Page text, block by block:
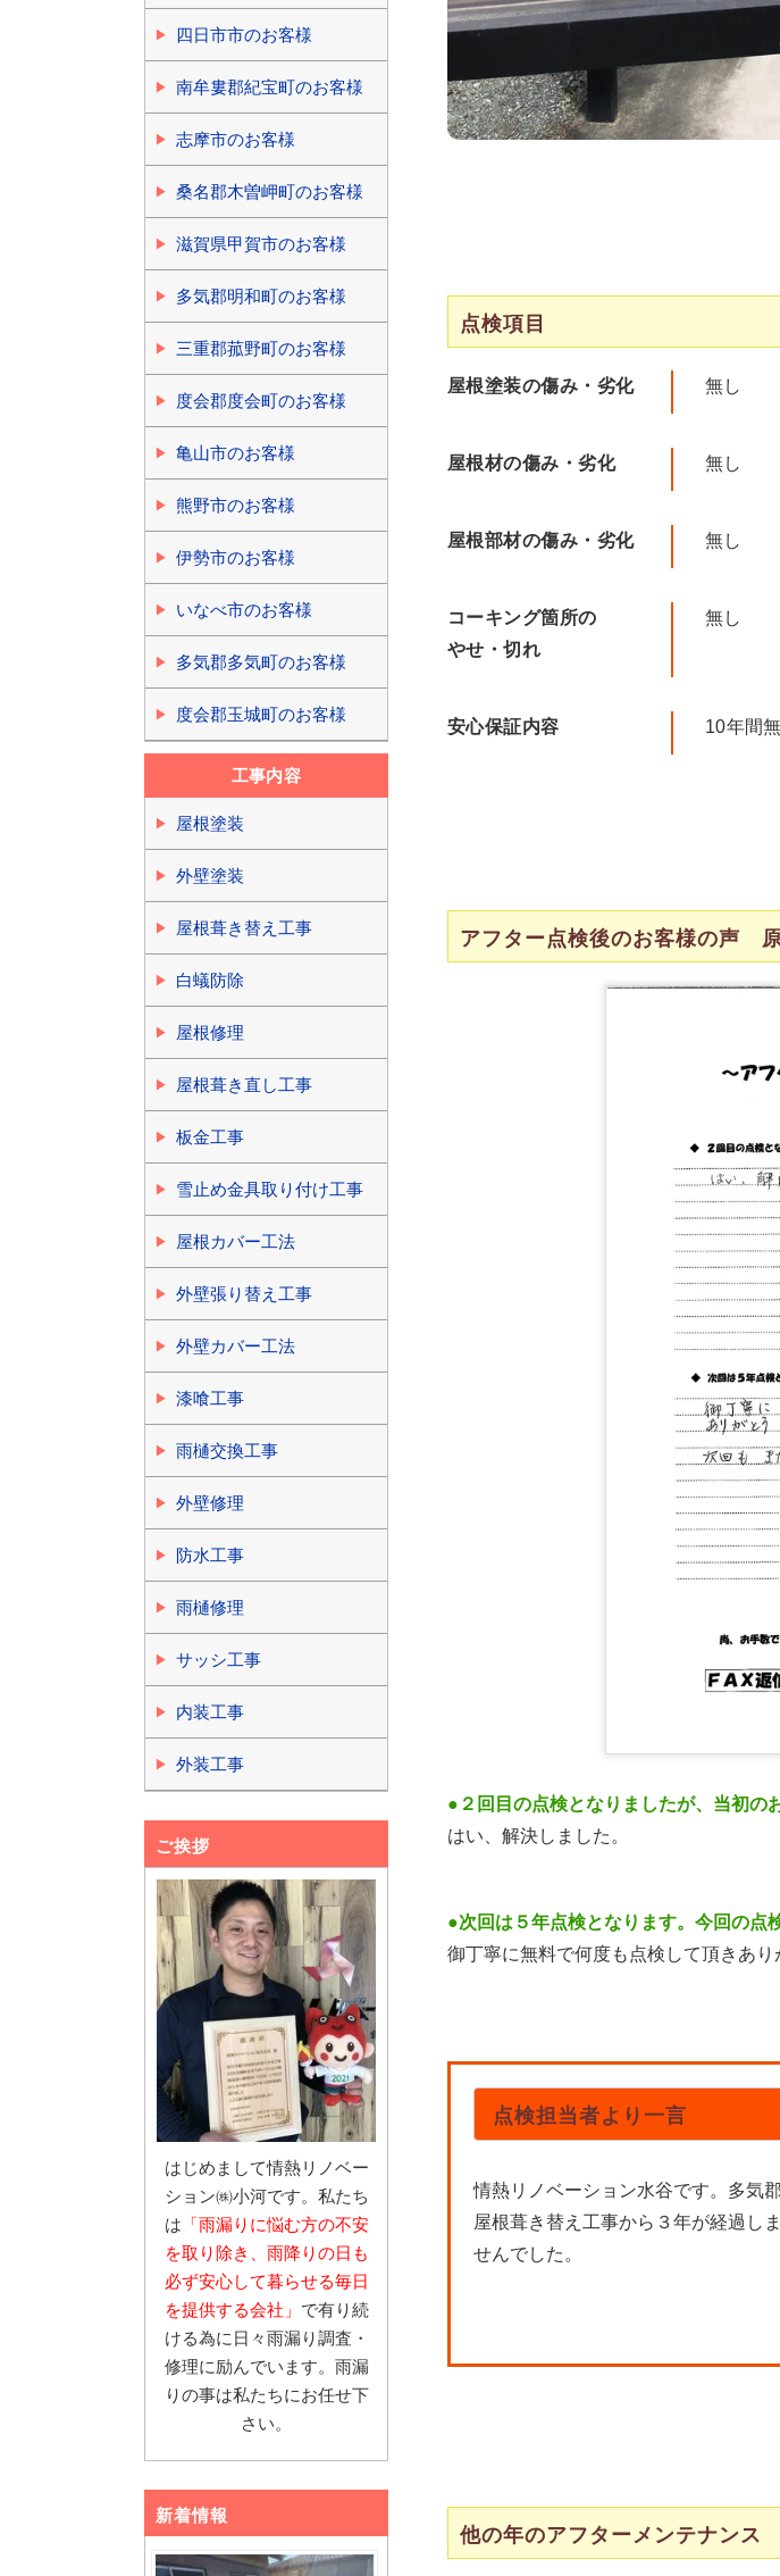
点検項目
屋根塗装の傷み・劣化 無し
屋根材の傷み・劣化 無し
屋根部材の傷み・劣化 無し
コーキング箇所の
やせ・切れ
無し
安心保証内容 10年間
アフター点検後のお客様の声
●２回目の点検となりましたが、当初の
はい、解決しました。
●次回は５年点検となります。今回の点
御丁寧に無料で何度も点検して頂きあ
点検担当者より一言
情熱リノベーション水谷です。多気
屋根葺き替え工事から３年が経過し
せんでした。
他の年のアフターメンテナンス
四日市市のお客様
南牟婁郡紀宝町のお客様
志摩市のお客様
桑名郡木曽岬町のお客様
滋賀県甲賀市のお客様
多気郡明和町のお客様
三重郡菰野町のお客様
度会郡度会町のお客様
亀山市のお客様
熊野市のお客様
伊勢市のお客様
いなべ市のお客様
多気郡多気町のお客様
度会郡玉城町のお客様
工事内容
屋根塗装
外壁塗装
屋根葺き替え工事
白蟻防除
屋根修理
屋根葺き直し工事
板金工事
雪止め金具取り付け工事
屋根カバー工法
外壁張り替え工事
外壁カバー工法
漆喰工事
雨樋交換工事
外壁修理
防水工事
雨樋修理
サッシ工事
内装工事
外装工事
ご挨拶
はじめまして情熱リノベー
ション㈱小河です。私たち
は 「雨漏りに悩む方の不安
を取り除き、雨降りの日も
必ず安心して暮らせる毎日
を提供する会社」 で有り続
ける為に日々雨漏り調査・
修理に励んでいます。雨漏
りの事は私たちにお任せ下
さい。
新着情報